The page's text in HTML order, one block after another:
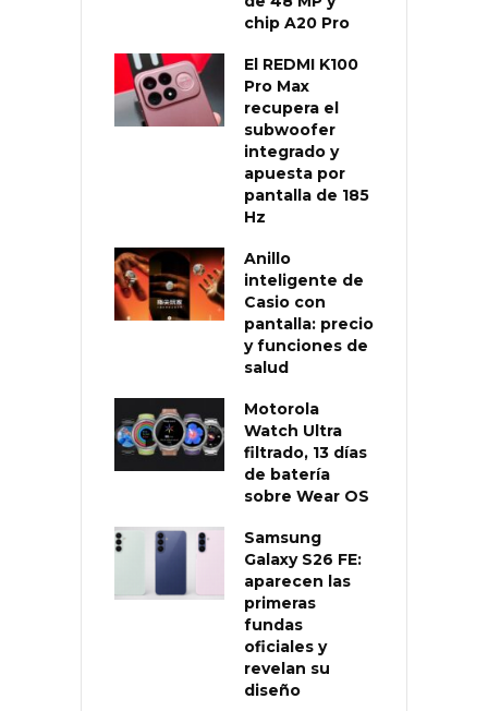
chip A20 Pro
El REDMI K100
Pro Max
recupera el
subwoofer
integrado y
apuesta por
pantalla de 185
Hz
Anillo
inteligente de
Casio con
pantalla: precio
y funciones de
salud
Motorola
Watch Ultra
filtrado, 13 días
de batería
sobre Wear OS
Samsung
Galaxy S26 FE:
aparecen las
primeras
fundas
oficiales y
revelan su
diseño